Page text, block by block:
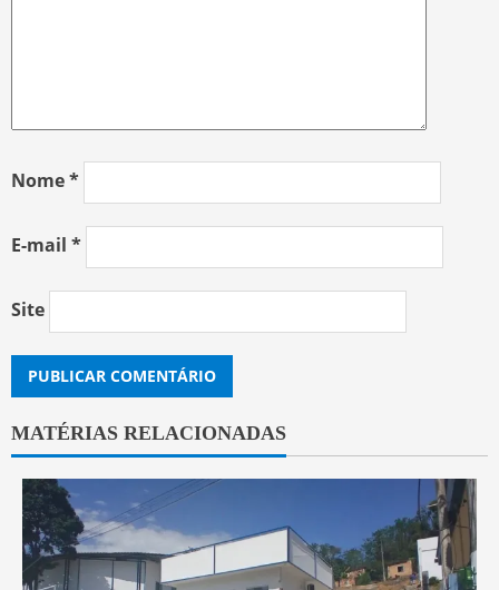
Nome*
E-mail *
Site
MATÉRIAS RELACIONADAS